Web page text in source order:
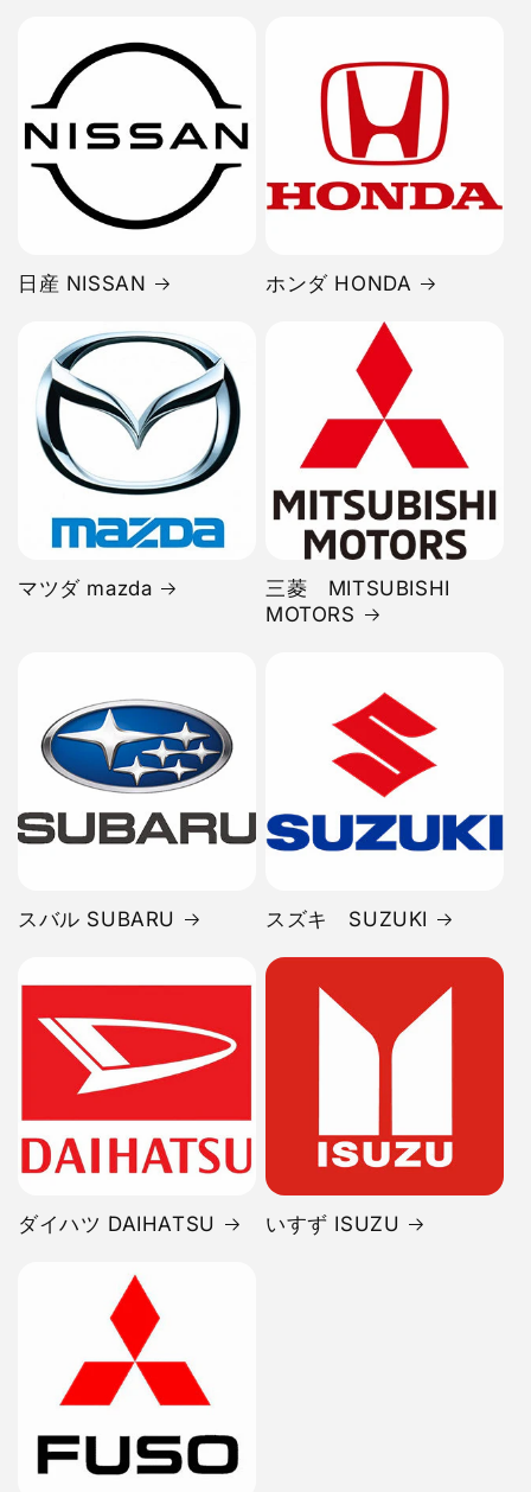
日産 NISSAN ホンダ HONDA
マツダ mazda
三菱 MITSUBISHI
MOTORS
スバル SUBARU スズキ SUZUKI
ダイハツ DAIHATSU いすず ISUZU